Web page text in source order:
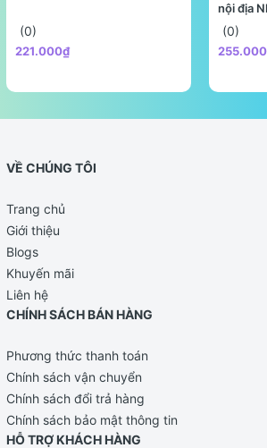
(0)
221.000₫
nội địa
(0)
VỀ CHÚNG TÔI
Trang chủ
Giới thiệu
Blogs
Khuyến mãi
Liên hệ
CHÍNH SÁCH BÁN HÀNG
Phương thức thanh toán
Chính sách vận chuyển
Chính sách đổi trả hàng
Chính sách bảo mật thông tin
HỖ TRỢ KHÁCH HÀNG